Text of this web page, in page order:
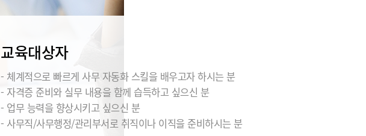
교육대상자
- 체계적으로 빠르게 사무 자동화 스킬을 배우고자 하시는 분
- 자격증 준비와 실무 내용을 함께 습득하고 싶으신 분
- 업무 능력을 향상시키고 싶으신 분
- 사무직/사무행정/관리부서로 취직이나 이직을 준비하시는 분